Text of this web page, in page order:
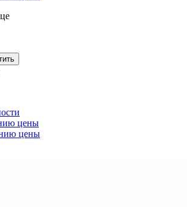
цены
цены